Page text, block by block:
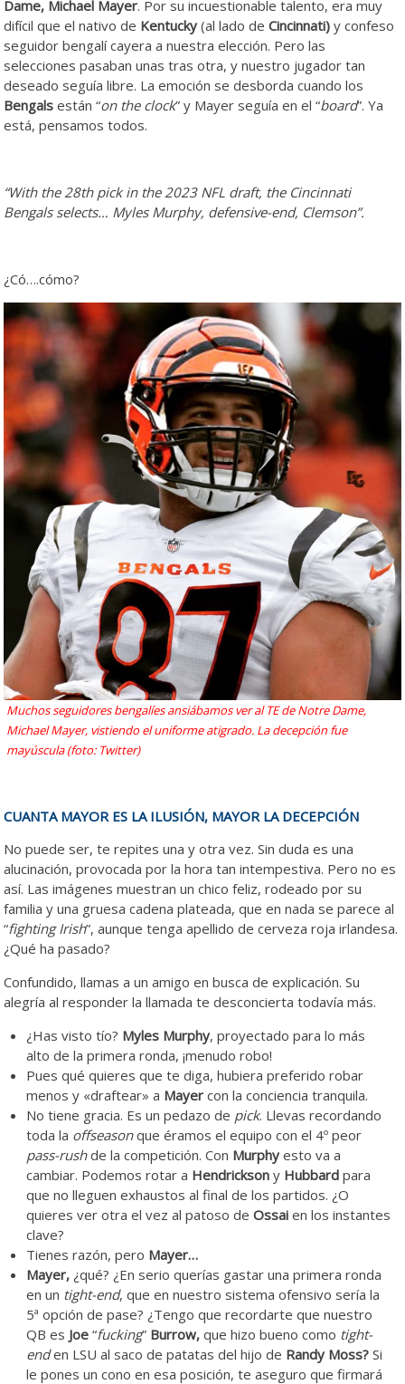
Dame, Michael Mayer. Por su incuestionable talento, era muy
difícil que el nativo de Kentucky (al lado deCincinnati) y confeso
seguidor bengalí cayera a nuestra elección. Pero las
selecciones pasaban unas tras otra, y nuestro jugador tan
deseado seguía libre. La emoción se desborda cuando los
Bengals están “on the clock” y Mayer seguía en el “board”. Ya
está, pensamos todos.
“With the 28th pick in the 2023 NFL draft, the Cincinnati
Bengals selects… Myles Murphy, defensive-end, Clemson”.
¿Có….cómo?
Muchos seguidores bengalíes ansiábamos ver al TE de Notre Dame,
Michael Mayer, vistiendo el uniforme atigrado. La decepción fue
mayúscula (foto: Twitter)
CUANTA MAYOR ES LA ILUSIÓN, MAYOR LA DECEPCIÓN
No puede ser, te repites una y otra vez. Sin duda es una
alucinación, provocada por la hora tan intempestiva. Pero no es
así. Las imágenes muestran un chico feliz, rodeado por su
familia y una gruesa cadena plateada, que en nada se parece al
“fighting Irish”, aunque tenga apellido de cerveza roja irlandesa.
¿Qué ha pasado?
Confundido, llamas a un amigo en busca de explicación. Su
alegría al responder la llamada te desconcierta todavía más.
¿Has visto tío? Myles Murphy, proyectado para lo más
alto de la primera ronda, ¡menudo robo!
Pues qué quieres que te diga, hubiera preferido robar
menos y «draftear» a Mayer con la conciencia tranquila.
No tiene gracia. Es un pedazo de pick. Llevas recordando
toda la offseasonque éramos el equipo con el 4º peor
pass-rushde la competición. Con Murphy esto va a
cambiar. Podemos rotar a Hendrickson y Hubbard para
que no lleguen exhaustos al final de los partidos. ¿O
quieres ver otra el vez al patoso deOssai en los instantes
clave?
Tienes razón, pero Mayer…
Mayer, ¿qué? ¿En serio querías gastar una primera ronda
en un tight-end, que en nuestro sistema ofensivo sería la
5ª opción de pase? ¿Tengo que recordarte que nuestro
QB es Joe “fucking” Burrow, que hizo bueno como tight-
enden LSU al saco de patatas del hijo de Randy Moss? Si
le pones un cono en esa posición, te aseguro que firmará